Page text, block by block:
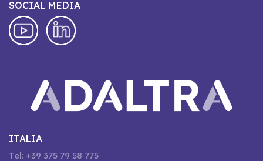
SOCIAL MEDIA
ITALIA
Tel: +39 375 79 58 775